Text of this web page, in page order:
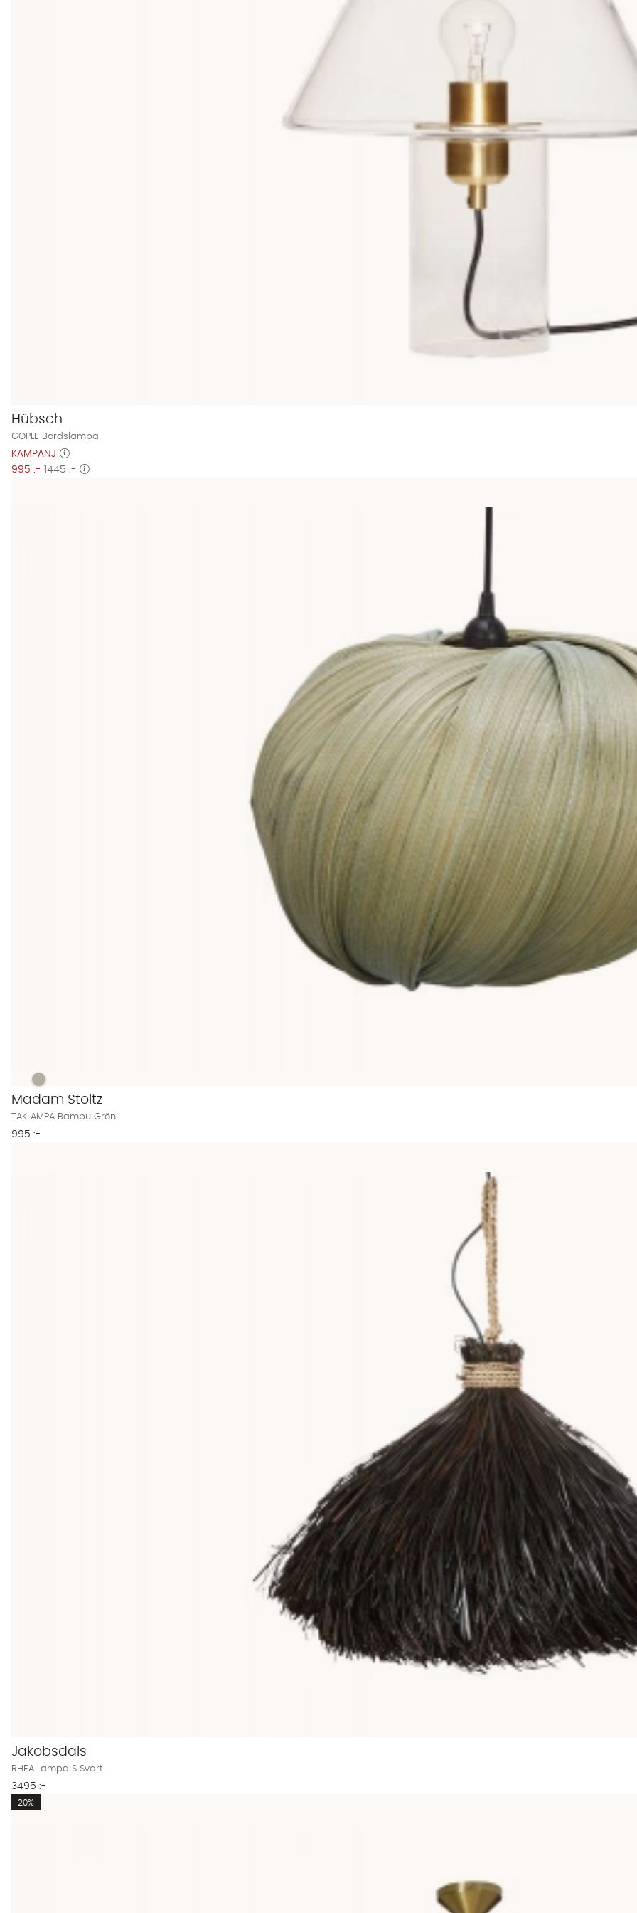
Hübsch
GOPLE Bordslampa
KAMPANJ
995 :- 1445 :-
TAKLAMPA Bambu Grön Finns även i dessa färger:
TAKLAMPA Bambu Grön
Madam Stoltz
TAKLAMPA Bambu Grön
995 :-
Jakobsdals
RHEA Lampa S Svart
3495 :-
20%